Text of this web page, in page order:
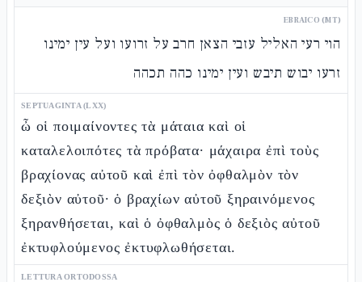
EBRAICO (MT)
הוי רעי האליל עזבי הצאן חרב על זרועו ועל עין ימינו
זרעו יבוש תיבש ועין ימינו כהה תכהה
SEPTUAGINTA (LXX)
ὦ οἱ ποιμαίνοντες τὰ μάταια καὶ οἱ
καταλελοιπότες τὰ πρόβατα· μάχαιρα ἐπὶ τοὺς
βραχίονας αὐτοῦ καὶ ἐπὶ τὸν ὀφθαλμὸν τὸν
δεξιὸν αὐτοῦ· ὁ βραχίων αὐτοῦ ξηραινόμενος
ξηρανθήσεται, καὶ ὁ ὀφθαλμὸς ὁ δεξιὸς αὐτοῦ
ἐκτυφλούμενος ἐκτυφλωθήσεται.
LETTURA ORTODOSSA